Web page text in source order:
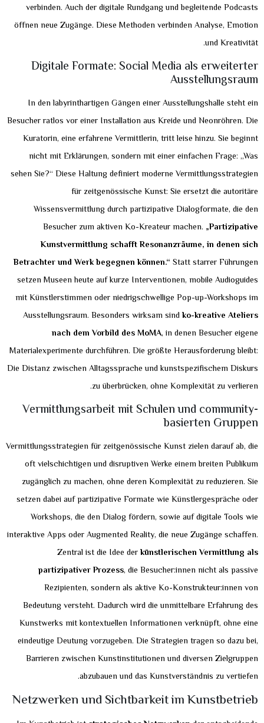
verbinden. Auch der digitale Rundgang und begleitende Podcasts
öffnen neue Zugänge. Diese Methoden verbinden Analyse, Emotion
und Kreativität.
Digitale Formate: Social Media als erweiterter
Ausstellungsraum
In den labyrinthartigen Gängen einer Ausstellungshalle steht ein
Besucher ratlos vor einer Installation aus Kreide und Neonröhren. Die
Kuratorin, eine erfahrene Vermittlerin, tritt leise hinzu. Sie beginnt
nicht mit Erklärungen, sondern mit einer einfachen Frage: „Was
sehen Sie?“ Diese Haltung definiert moderne Vermittlungsstrategien
für zeitgenössische Kunst: Sie ersetzt die autoritäre
Wissensvermittlung durch partizipative Dialogformate, die den
Besucher zum aktiven Ko-Kreateur machen. „Partizipative
Kunstvermittlung schafft Resonanzräume, in denen sich
Betrachter und Werk begegnen können.“ Statt starrer Führungen
setzen Museen heute auf kurze Interventionen, mobile Audioguides
mit Künstlerstimmen oder niedrigschwellige Pop-up-Workshops im
Ausstellungsraum. Besonders wirksam sindko-kreative Ateliers
nach dem Vorbild des MoMA, in denen Besucher eigene
Materialexperimente durchführen. Die größte Herausforderung bleibt:
Die Distanz zwischen Alltagssprache und kunstspezifischem Diskurs
zu überbrücken, ohne Komplexität zu verlieren.
Vermittlungsarbeit mit Schulen und community-
basierten Gruppen
Vermittlungsstrategien für zeitgenössische Kunst zielen darauf ab, die
oft vielschichtigen und disruptiven Werke einem breiten Publikum
zugänglich zu machen, ohne deren Komplexität zu reduzieren. Sie
setzen dabei auf partizipative Formate wie Künstlergespräche oder
Workshops, die den Dialog fördern, sowie auf digitale Tools wie
interaktive Apps oder Augmented Reality, die neue Zugänge schaffen.
Zentral ist die Idee derkünstlerischen Vermittlung als
partizipativer Prozess, die Besucher:innen nicht als passive
Rezipienten, sondern als aktive Ko-Konstrukteur:innen von
Bedeutung versteht. Dadurch wird die unmittelbare Erfahrung des
Kunstwerks mit kontextuellen Informationen verknüpft, ohne eine
eindeutige Deutung vorzugeben. Die Strategien tragen so dazu bei,
Barrieren zwischen Kunstinstitutionen und diversen Zielgruppen
abzubauen und das Kunstverständnis zu vertiefen.
Netzwerken und Sichtbarkeit im Kunstbetrieb